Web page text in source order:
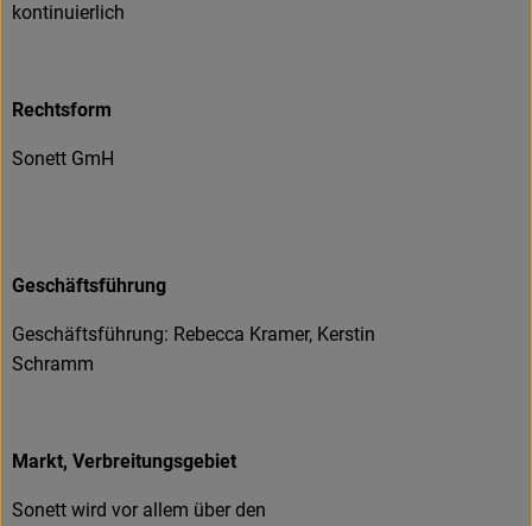
kontinuierlich
Rechtsform
Sonett GmH
Geschäftsführung
Geschäftsführung: Rebecca Kramer, Kerstin
Schramm
Markt, Verbreitungsgebiet
Sonett wird vor allem über den